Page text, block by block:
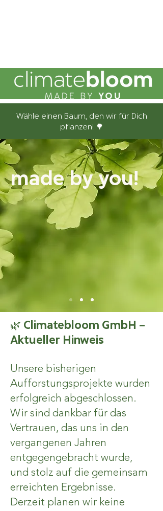
made by you!
Wähle einen Baum, den wir für Dich
pflanzen! 🌳
🌿 Climatebloom GmbH –
Aktueller Hinweis
Unsere bisherigen
Aufforstungsprojekte wurden
erfolgreich abgeschlossen.
Wir sind dankbar für das
Vertrauen, das uns in den
vergangenen Jahren
entgegengebracht wurde,
und stolz auf die gemeinsam
erreichten Ergebnisse.
Derzeit planen wir keine